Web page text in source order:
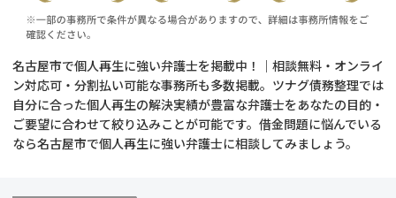
時効援用
会社破産・法人破産
債務整理
個人再生（民事再生）
名古屋市で個人再生に強い弁護士を掲載中！｜相談無料・オンライ
ン対応可・分割払い可能な事務所も多数掲載。ツナグ債務整理では
自分に合った個人再生の解決実績が豊富な弁護士をあなたの目的・
ご要望に合わせて絞り込みことが可能です。借金問題に悩んでいる
なら名古屋市で個人再生に強い弁護士に相談してみましょう。